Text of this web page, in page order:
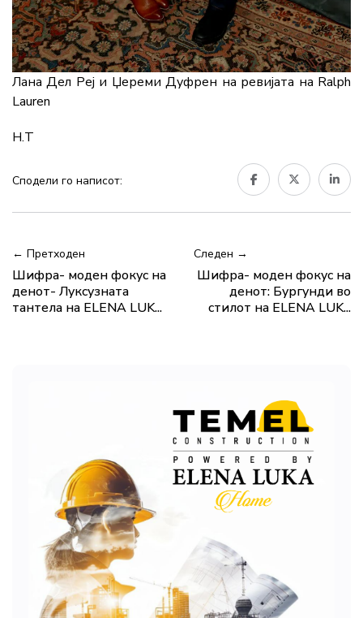
Лана Дел Реј и Џереми Дуфрен на ревијата на Ralph
Lauren
Н.Т
Сподели го написот:
← Претходен
Шифра- моден фокус на
денот- Луксузната
тантела на ELENA LUK...
Следен →
Шифра- моден фокус на
денот: Бургунди во
стилот на ELENA LUK...